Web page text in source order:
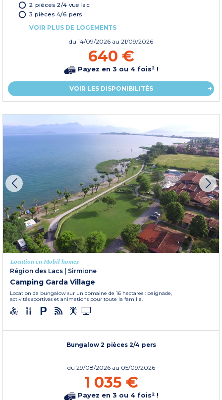
2 pièces 2/4 vue lac
3 pièces 4/6 pers.
VOIR PLUS DE LOGEMENTS
du 14/09/2026 au 21/09/2026
640 €
Payez en 3 ou 4 fois² !
VOIR LES DISPONIBILITÉS
Location en Mobil homes
Région des Lacs | Sirmione
Camping Garda Village
Location de bungalow sur un domaine de 16 hectares : baignade,
activités sportives et animations pour toute la famille.
Bungalow 2 pièces 2/4 pers
du 29/08/2026 au 05/09/2026
1 035 €
Payez en 3 ou 4 fois² !